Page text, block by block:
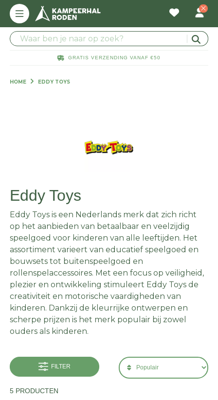
GRATIS VERZENDING VANAF €50
HOME EDDY TOYS
Eddy Toys
Eddy Toys is een Nederlands merk dat zich richt
op het aanbieden van betaalbaar en veelzijdig
speelgoed voor kinderen van alle leeftijden. Het
assortiment varieert van educatief speelgoed en
bouwsets tot buitenspeelgoed en
rollenspelaccessoires. Met een focus op veiligheid,
plezier en ontwikkeling stimuleert Eddy Toys de
creativiteit en motorische vaardigheden van
kinderen. Dankzij de kleurrijke ontwerpen en
scherpe prijzen is het merk populair bij zowel
ouders als kinderen.
FILTER
5 PRODUCTEN